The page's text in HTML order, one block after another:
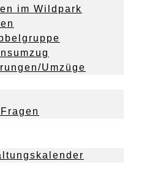
im Wildpark
Umzüge